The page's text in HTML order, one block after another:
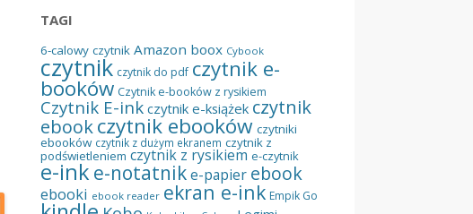
TAGI
6-calowy czytnik Amazon boox Cybook
czytnik czytnik do pdf czytnik e-
booków Czytnik e-booków z rysikiem
Czytnik E-ink czytnik e-książek czytnik
ebookczytnik ebooków czytniki
ebooków czytnik z dużym ekranem czytnik z
podświetleniem czytnik z rysikiem e-czytnik
e-ink e-notatnike-papier ebook
ebooki ebook reader ekran e-ink Empik Go